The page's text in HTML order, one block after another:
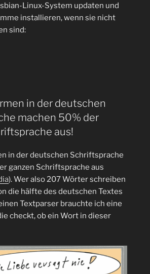
Linux-System updaten und
installieren, wenn sie nicht
sind:
in der deutschen
machen 50% der
aus!
in der deutschen Schriftsprache
ganzen Schriftsprache aus
). Wer also 207 Wörter schreiben
die hälfte des deutschen Textes
Textparser brauchte ich eine
checkt, ob ein Wort in dieser